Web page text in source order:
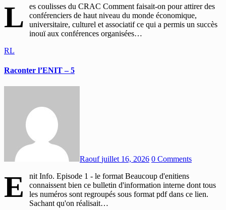
L
es coulisses du CRAC Comment faisait-on pour attirer des
conférenciers de haut niveau du monde économique,
universitaire, culturel et associatif ce qui a permis un succès
inouï aux conférences organisées…
RL
Raconter l’ENIT – 5
Raoufjuillet 16, 2026 0 Comments
E
nit Info. Episode 1 - le format Beaucoup d'enitiens
connaissent bien ce bulletin d'information interne dont tous
les numéros sont regroupés sous format pdf dans ce lien.
Sachant qu'on réalisait…